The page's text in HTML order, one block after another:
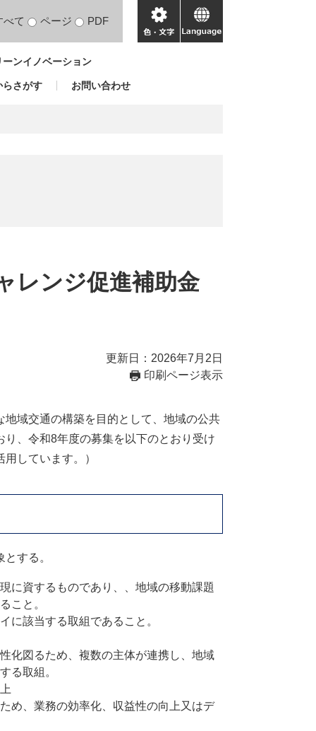
べて ページ PDF
色・
文
language
ンイノベーション
らさがす お問い合わせ
レンジ促進補助金
更新日：2026年7月2日
印刷ページ表示
域交通の構築を目的として、地域の公共
、令和8年度の募集を以下のとおり受け
しています。）
する。
に資するものであり、、地域の移動課題
こと。
に該当する取組であること。
化図るため、複数の主体が連携し、地域
る取組。
め、業務の効率化、収益性の向上又はデ